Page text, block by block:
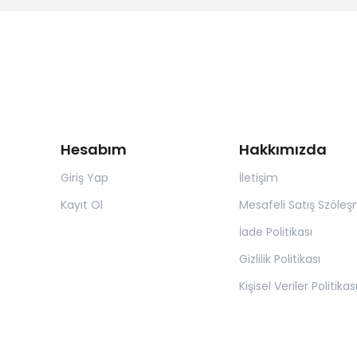
Hesabım
Giriş Yap
Kayıt Ol
Hakkımızda
İletişim
Mesafeli Satış
İade Politikası
Gizlilik Politikası
Kişisel Veriler Politikası